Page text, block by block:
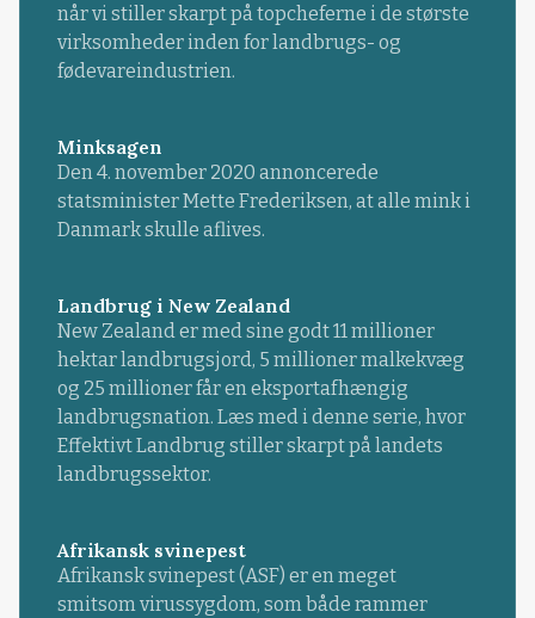
når vi stiller skarpt på topcheferne i de største
virksomheder inden for landbrugs- og
fødevareindustrien.
Minksagen
Den 4. november 2020 annoncerede
statsminister Mette Frederiksen, at alle mink i
Danmark skulle aflives.
Landbrug i New Zealand
New Zealand er med sine godt 11 millioner
hektar landbrugsjord, 5 millioner malkekvæg
og 25 millioner får en eksportafhængig
landbrugsnation. Læs med i denne serie, hvor
Effektivt Landbrug stiller skarpt på landets
landbrugssektor.
Afrikansk svinepest
Afrikansk svinepest (ASF) er en meget
smitsom virussygdom, som både rammer